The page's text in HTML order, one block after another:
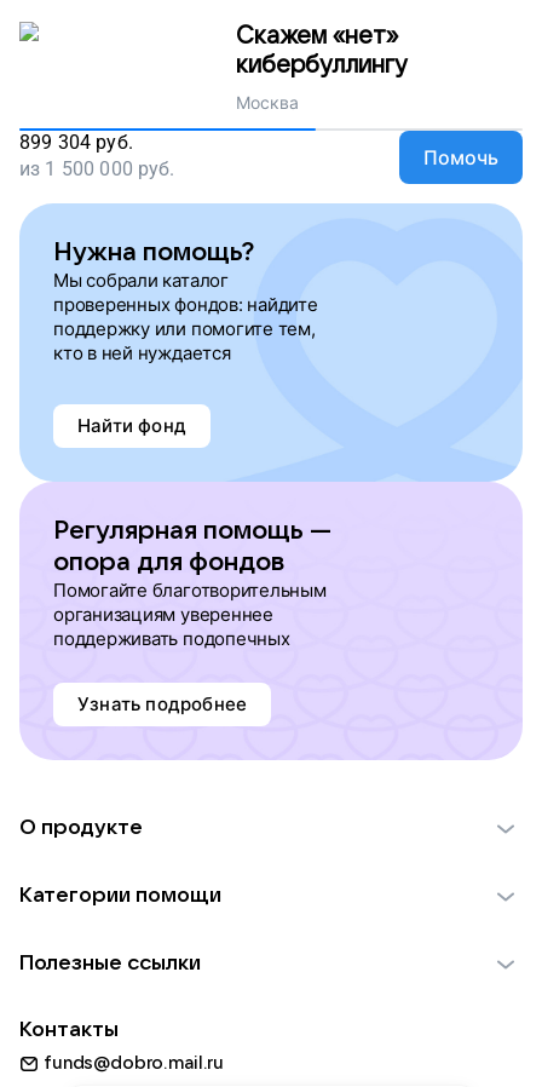
Скажем «нет»
кибербуллингу
Москва
899 304 руб.
из 1 500 000 руб. Помочь
Нужна помощь?
Мы собрали каталог
проверенных фондов: найдите
поддержку или помогите тем,
кто в ней нуждается
Найти фонд
Регулярная помощь —
опора для фондов
Помогайте благотворительным
организациям увереннее
поддерживать подопечных
Узнать подробнее
О продукте
Использование материалов
Для НКО
Партнерам
Категории помощи
Пожилым
Животным
Полезные ссылки
Контакты
funds@dobro.mail.ru